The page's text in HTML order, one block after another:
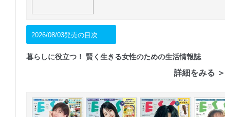
2026/08/03発売の目次
暮らしに役立つ！ 賢く生きる女性のための生活情報誌
詳細をみる ＞